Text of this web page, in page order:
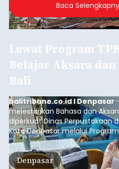
Baca
Lewat Program
Belajar Aksara dan
Bali
balitribune.co.id I Denpasar
melestarikan Bahasa dan
diperkuat Dinas Perpustakaan
Kota Denpasar melalui
Perpustakaan Berbasis Inklusi
Tahun ini, sebanyak 63 siswa
Negeri 17 Dangin Puri
Denpasar